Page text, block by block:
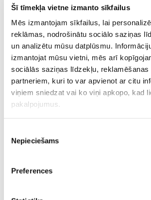
Šī tīmekļa vietne izmanto sīkfailus
Mēs izmantojam sīkfailus, lai
reklāmas, nodrošinātu sociālo saziņas
un analizētu mūsu datplūsmu.
izmantojat mūsu vietni, mēs arī
sociālās saziņas līdzekļu, reklamēšanas
partneriem, kuri to var apvienot ar citu
viņiem sniedzat vai ko viņi apkopo, kad
pakalpojumus.
izvēle
Nepieciešams
Preferences
Uzdot jautājumu
Nosūtīt saiti uz produktu
Drukāt
28-
Atkritumu